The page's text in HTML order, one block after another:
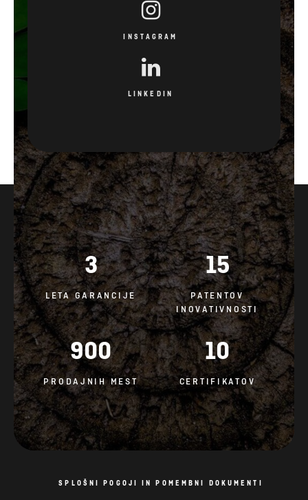
INSTAGRAM
LINKEDIN
3
LETA GARANCIJE
15
PATENTOV
INOVATIVNOSTI
900
PRODAJNIH MEST
10
CERTIFIKATOV
SPLOŠNI POGOJI IN POMEMBNI DOKUMENTI